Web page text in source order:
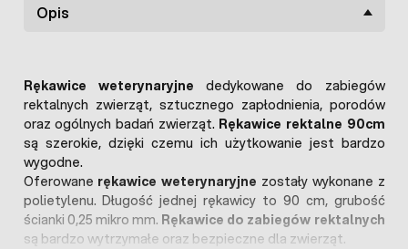
Opis
Rękawice weterynaryjne dedykowane do zabiegów
rektalnych zwierząt, sztucznego zapłodnienia, porodów
oraz ogólnych badań zwierząt. Rękawice rektalne 90cm
są szerokie, dzięki czemu ich użytkowanie jest bardzo
wygodne.
Oferowane rękawice weterynaryjne zostały wykonane z
polietylenu. Długość jednej rękawicy to 90 cm, grubość
ścianki 0,25 mikro mm. Rękawice do zabiegów rektalnych
są bardzo wytrzymałe oraz bezpieczne dla zwierząt.